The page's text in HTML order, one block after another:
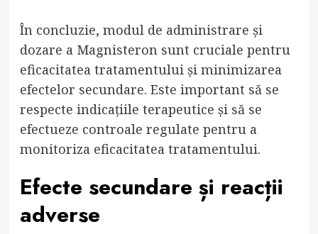
În concluzie, modul de administrare și
dozare a Magnisteron sunt cruciale pentru
eficacitatea tratamentului și minimizarea
efectelor secundare. Este important să se
respecte indicațiile terapeutice și să se
efectueze controale regulate pentru a
monitoriza eficacitatea tratamentului.
Efecte secundare și reacții
adverse